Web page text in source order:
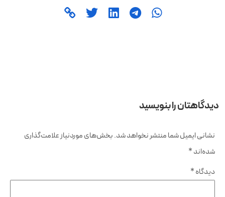
دیدگاهتان را بنویسید
نشانی ایمیل شما منتشر نخواهد شد.بخش‌های موردنیاز علامت‌گذاری
شده‌اند*
دیدگاه*